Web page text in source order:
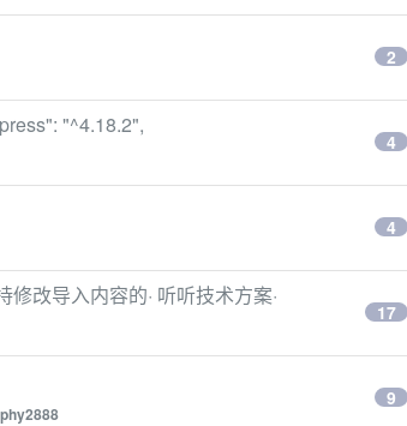
2
"^4.18.2",
4
4
改导入内容的· 听听技术方案·
17
9